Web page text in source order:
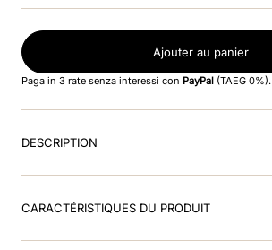
10.nebula
Ajouter au panier
Paga in 3 rate senza interessi con PayPal (TAEG 0%).
DESCRIPTION
CARACTÉRISTIQUES DU PRODUIT